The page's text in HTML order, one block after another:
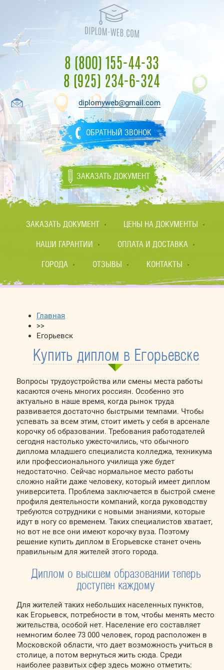
8 (800) 155-44-33
8 (925) 234-6-324
diplomyweb@gmail.com
ОБРАТНЫЙ ЗВОНОК
ЗАКАЗАТЬ ДОКУМЕНТ
ЗАКАЗАТЬ ДОКУМЕНТ ЦЕНЫ НА ДОКУМЕНТЫ
НАШИ ГАРАНТИИ ОПЛАТА И ДОСТАВКА
ГОРОДА ОТЗЫВЫ КОНТАКТЫ
Главная
>>
Егорьевск
Купить диплом в Егорьевске
Вопросы трудоустройства или смены места работы
касаются очень многих россиян. Особенно это
актуально в наше время, когда рынок труда
развивается достаточно быстрыми темпами. Чтобы
успевать за всем этим, стоит иметь у себя в арсенале
корочку об образовании. Требования работодателей
сегодня настолько ужесточились, что обычного
диплома младшего специалиста колледжа, техникума
или профессионального училища уже будет
недостаточно. Сейчас нормальное место работы
сложно найти даже человеку, который имеет диплом
университета. Проблема заключается в быстрой смене
профиля деятельности компаний, когда руководству
требуются сотрудники с новыми знаниями, которые
идут в ногу со временем. Таких специалистов хватает,
но вот не все они имеют корочку вуза. Поэтому
решение купить диплом в Егорьевске станет очень
правильным для жителей этого города.
Диплом о высшем образовании теперь
доступен каждому
Для жителей таких небольших населенных пунктов,
как Егорьевск, потребности в том, чтобы менять место
жительства, особой нет. Население его составляет
немногим более 73 000 человек, город расположен в
Московской области, что дает возможность учиться в
столице, а потом вернуться жить сюда. Среди
наиболее развитых сфер здесь можно отметить: